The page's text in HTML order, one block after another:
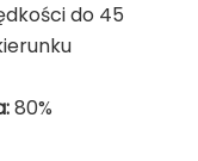
do 45
80%